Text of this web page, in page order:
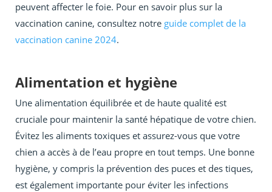
peuvent affecter le foie. Pour en savoir plus sur la
vaccination canine, consultez notre guide complet de la
vaccination canine 2024.
Alimentation et hygiène
Une alimentation équilibrée et de haute qualité est
cruciale pour maintenir la santé hépatique de votre chien.
Évitez les aliments toxiques et assurez-vous que votre
chien a accès à de l’eau propre en tout temps. Une bonne
hygiène, y compris la prévention des puces et des tiques,
est également importante pour éviter les infections